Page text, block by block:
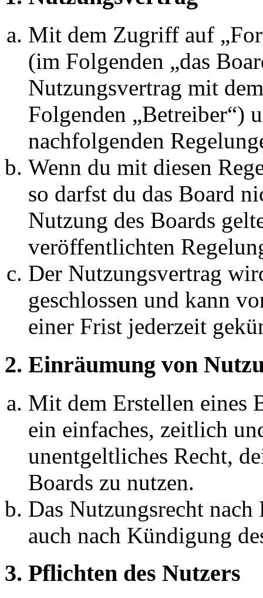
Mit dem Zugriff auf
(im Folgenden „das
Nutzungsvertrag mit
Folgenden „Betreiber“)
nachfolgenden
Wenn du mit diesen
so darfst du das Board
Nutzung des Boards
veröffentlichten
Der Nutzungsvertrag
geschlossen und kann
einer Frist jederzeit
2. Einräumung von
Mit dem Erstellen eines
ein einfaches, zeitlich
unentgeltliches Recht,
Boards zu nutzen.
Das Nutzungsrecht
auch nach Kündigung
3. Pflichten des Nutzers